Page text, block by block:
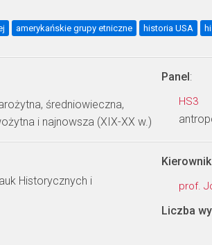
amerykańskie grupy etniczne historia USA
średniowieczna,
i najnowsza (XIX-XX w.)
Panel:
HS3
Historycznych i
prof.
Liczba